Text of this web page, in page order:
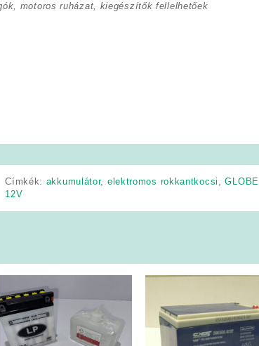
motoros ruházat, kiegészítők fellelhetőek
Címkék: akkumulátor, elektromos rokkantkocsi ,GLOBE
12V